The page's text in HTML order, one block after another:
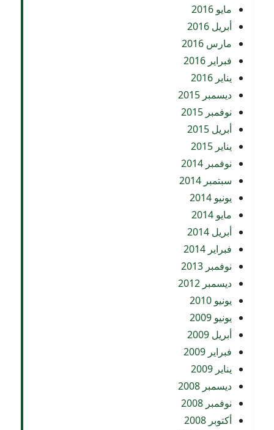
مايو 2016
أبريل 2016
مارس 2016
فبراير 2016
يناير 2016
ديسمبر 2015
نوفمبر 2015
أبريل 2015
يناير 2015
نوفمبر 2014
سبتمبر 2014
يونيو 2014
مايو 2014
أبريل 2014
فبراير 2014
نوفمبر 2013
ديسمبر 2012
يونيو 2010
يونيو 2009
أبريل 2009
فبراير 2009
يناير 2009
ديسمبر 2008
نوفمبر 2008
أكتوبر 2008